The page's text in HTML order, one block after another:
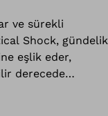
ve sürekli
Shock, gündelik
eşlik eder,
derecede